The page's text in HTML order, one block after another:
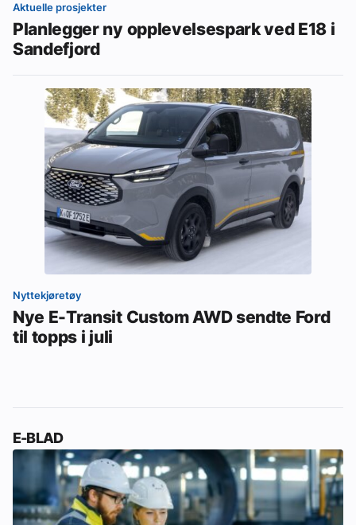
Aktuelle prosjekter
Planlegger ny opplevelsespark ved E18 i
Sandefjord
Nyttekjøretøy
Nye E-Transit Custom AWD sendte Ford
til topps i juli
E-BLAD